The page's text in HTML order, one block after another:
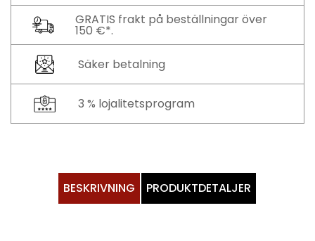
GRATIS frakt på beställningar över
150 €*.
Säker betalning
3 % lojalitetsprogram
BESKRIVNING PRODUKTDETALJER